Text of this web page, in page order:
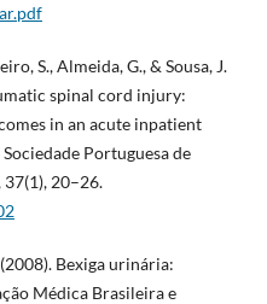
S., Almeida, G., & Sousa, J.
spinal cord injury:
in an acute inpatient
Portuguesa de
20–26.
Bexiga urinária:
Médica Brasileira e